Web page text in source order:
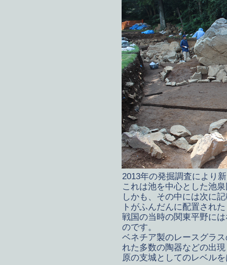
2013年の発掘調査により
これは池を中心とした池
しかも、その中には次に
トがふんだんに配置され
戦国の当時の関東平野に
のです。
ベネチア製のレースグラ
れた多数の陶器などの出
原の支城としてのレベル